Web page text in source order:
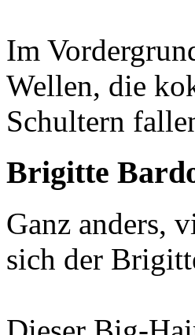
Im
Wellen, die
Schultern
Brigitte
Ganz anders,
sich der